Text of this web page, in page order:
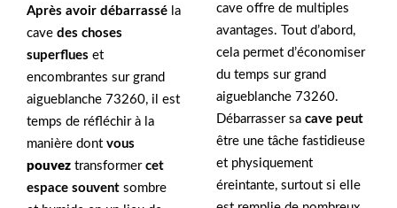
Après avoir débarrassé la
cave des choses
superflues et
encombrantes sur grand
aigueblanche 73260, il est
temps de réfléchir à la
manière dont vous
pouvez transformer cet
espace souvent sombre
cave offre de multiples
avantages. Tout d’abord,
cela permet d’économiser
du temps sur grand
aigueblanche 73260.
Débarrasser sa cave peut
être une tâche fastidieuse
et physiquement
éreintante, surtout si elle